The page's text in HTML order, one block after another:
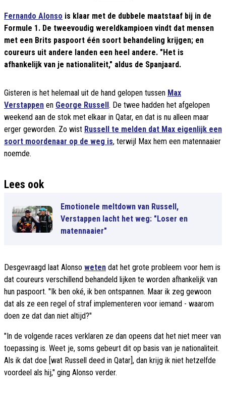
Fernando Alonso is klaar met de dubbele maatstaaf bij in de
Formule 1. De tweevoudig wereldkampioen vindt dat mensen
met een Brits paspoort één soort behandeling krijgen; en
coureurs uit andere landen een heel andere. "Het is
afhankelijk van je nationaliteit," aldus de Spanjaard.
Gisteren is het helemaal uit de hand gelopen tussen Max
Verstappen en George Russell . De twee hadden het afgelopen
weekend aan de stok met elkaar in Qatar, en dat is nu alleen maar
erger geworden. Zo wist Russell te melden dat Max eigenlijk een
soort moordenaar op de weg is, terwijl Max hem een matennaaier
noemde.
Lees ook
Emotionele meltdown van Russell,
Verstappen lacht het weg: "Loser en
matennaaier"
Desgevraagd laat Alonso weten dat het grote probleem voor hem is
dat coureurs verschillend behandeld lijken te worden afhankelijk van
hun paspoort. "Ik ben oké, ik ben ontspannen. Maar ik zeg gewoon
dat als ze een regel of straf implementeren voor iemand - waarom
doen ze dat dan niet altijd?"
"In de volgende races verklaren ze dan opeens dat het niet meer van
toepassing is. Weet je, soms gebeurt dit op basis van je nationaliteit.
Als ik dat doe [wat Russell deed in Qatar], dan krijg ik niet hetzelfde
voordeel als hij," ging Alonso verder.